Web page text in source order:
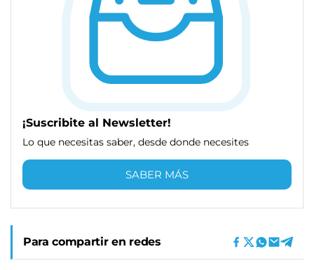
¡Suscribite al Newsletter!
Lo que necesitas saber, desde donde necesites
SABER MÁS
Para compartir en redes